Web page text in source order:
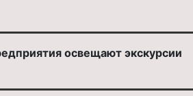
освещают экскурсии